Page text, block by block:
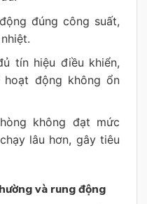
đúng công suất,
tín hiệu điều khiển,
hoạt động không ổn
không đạt mức
lâu hơn, gây tiêu
và rung động